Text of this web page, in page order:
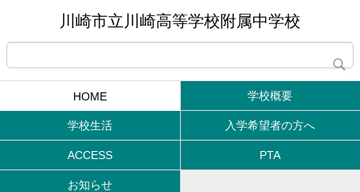
川崎市立川崎高等学校附属中学校
HOME 学校概要
学校生活 入学希望者の方へ
ACCESS PTA
お知らせ